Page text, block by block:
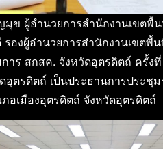
ข ผู้อำนวยการสำนักงานเขตพื้
งผู้อำนวยการสำนักงานเขตพื้
ร สกสค. จังหวัดอุตรดิตถ์ ครั้ง
ตรดิตถ์ เป็นประธานการประชุ
อเมืองอุตรดิตถ์ จังหวัดอุตรดิตถ์